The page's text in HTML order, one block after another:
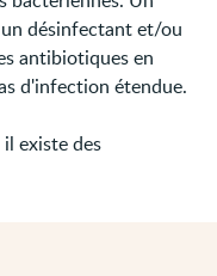
désinfectant et/ou
antibiotiques en
d'infection étendue.
existe des